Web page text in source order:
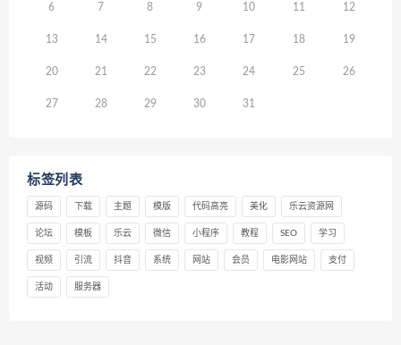
6 7 8 9 10 11 12
13 14 15 16 17 18 19
20 21 22 23 24 25 26
27 28 29 30 31
标签列表
源码 下载 主题 模版 代码高亮 美化 乐云资源网
论坛 模板 乐云 微信 小程序 教程 SEO 学习
视频 引流 抖音 系统 网站 会员 电影网站 支付
活动 服务器